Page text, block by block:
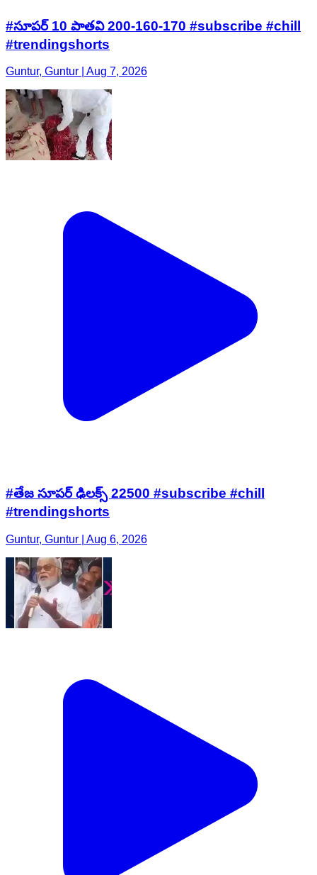
#సూపర్ 10 పాతవి 200-160-170 #subscribe #chill
#trendingshorts
Guntur, Guntur | Aug 7, 2026
#తేజ సూపర్ ఢిలక్స్ 22500 #subscribe #chill
#trendingshorts
Guntur, Guntur | Aug 6, 2026